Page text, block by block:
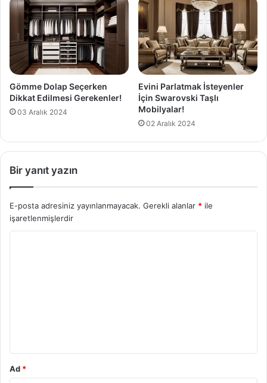
Gömme Dolap Seçerken
Dikkat Edilmesi Gerekenler!
03 Aralık 2024
Evini Parlatmak İsteyenler
İçin Swarovski Taşlı
Mobilyalar!
02 Aralık 2024
Bir yanıt yazın
E-posta adresiniz yayınlanmayacak. Gerekli alanlar * ile
işaretlenmişlerdir
Ad *